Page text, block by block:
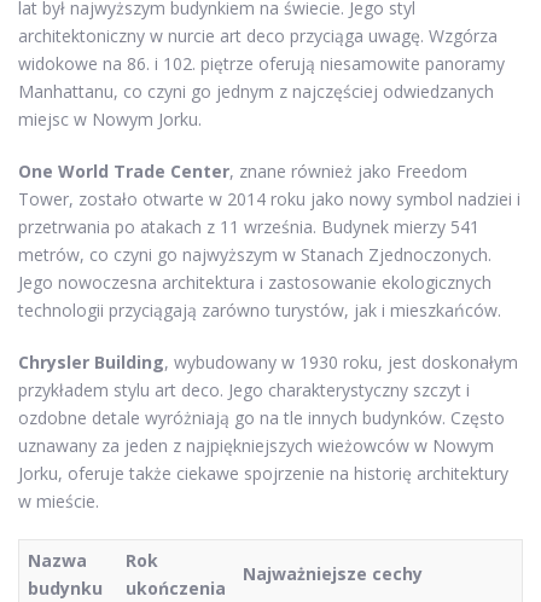
lat był najwyższym budynkiem na świecie. Jego styl
architektoniczny w nurcie art deco przyciąga uwagę. Wzgórza
widokowe na 86. i 102. piętrze oferują niesamowite panoramy
Manhattanu, co czyni go jednym z najczęściej odwiedzanych
miejsc w Nowym Jorku.
One World Trade Center, znane również jako Freedom
Tower, zostało otwarte w 2014 roku jako nowy symbol nadziei i
przetrwania po atakach z 11 września. Budynek mierzy 541
metrów, co czyni go najwyższym w Stanach Zjednoczonych.
Jego nowoczesna architektura i zastosowanie ekologicznych
technologii przyciągają zarówno turystów, jak i mieszkańców.
Chrysler Building, wybudowany w 1930 roku, jest doskonałym
przykładem stylu art deco. Jego charakterystyczny szczyt i
ozdobne detale wyróżniają go na tle innych budynków. Często
uznawany za jeden z najpiękniejszych wieżowców w Nowym
Jorku, oferuje także ciekawe spojrzenie na historię architektury
w mieście.
Nazwa
budynku
Rok
ukończenia
Najważniejsze cechy